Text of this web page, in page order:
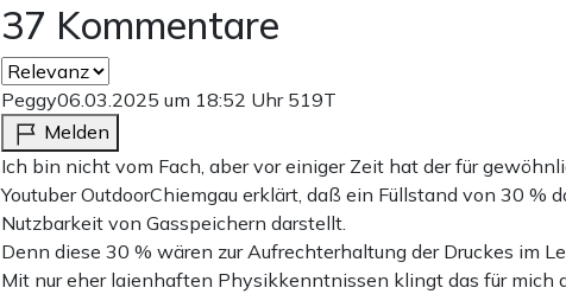
37 Kommentare
Peggy06.03.2025 um 18:52 Uhr 519T
Melden
Ich bin nicht vom Fach, aber vor einiger Zeit hat der für
Youtuber OutdoorChiemgau erklärt, daß ein Füllstand von 30 %
Nutzbarkeit von Gasspeichern darstellt.
Denn diese 30 % wären zur Aufrechterhaltung der Druckes im
Mit nur eher laienhaften Physikkenntnissen klingt das für mich